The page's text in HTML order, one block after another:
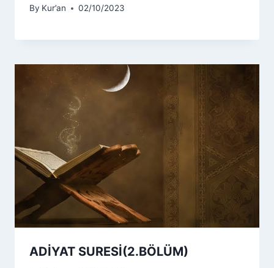
By Kur’an 02/10/2023
ADİYAT SURESİ(2.BÖLÜM)